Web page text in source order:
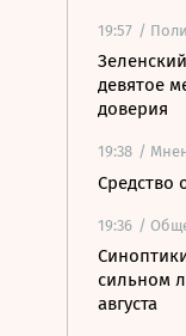
19:57 /
девятое
доверия
19:38 /
Средство
19:36 /
сильном
августа